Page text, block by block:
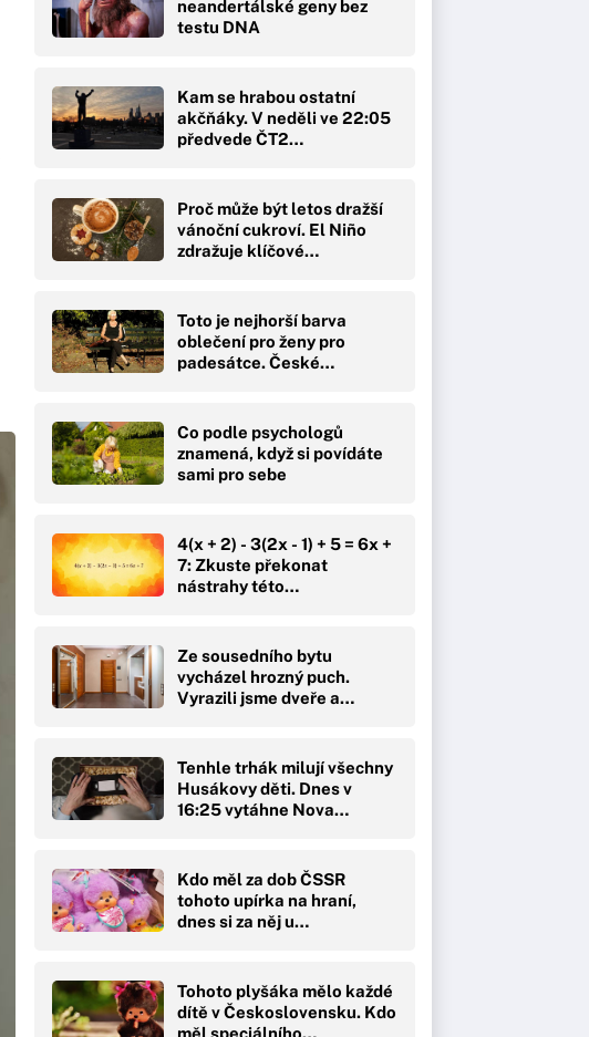
neandertálské geny bez
testu DNA
Kam se hrabou ostatní
akčňáky. V neděli ve 22:05
předvede ČT2…
Proč může být letos dražší
vánoční cukroví. El Niño
zdražuje klíčové…
Toto je nejhorší barva
oblečení pro ženy pro
padesátce. České…
Co podle psychologů
znamená, když si povídáte
sami pro sebe
4(x + 2) - 3(2x - 1) + 5 = 6x +
7: Zkuste překonat
nástrahy této…
Ze sousedního bytu
vycházel hrozný puch.
Vyrazili jsme dveře a
Tenhle trhák milují všechny
Husákovy děti. Dnes v
16:25 vytáhne Nova…
Kdo měl za dob ČSSR
tohoto upírka na hraní,
dnes si za něj u…
Tohoto plyšáka mělo každé
dítě v Československu. Kdo
měl speciálního…